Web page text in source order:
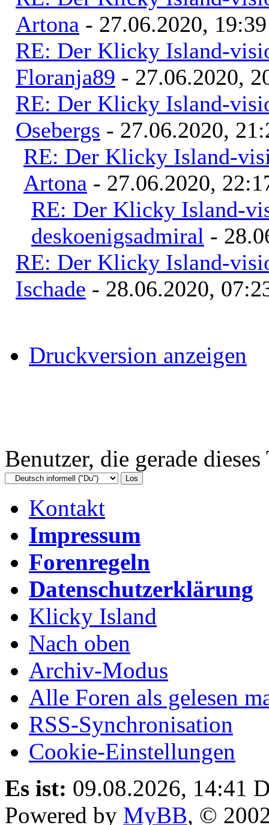
Artona - 27.06.2020, 19:39
RE: Der Klicky Island-
Floranja89 - 27.06.2020,
RE: Der Klicky Island-
Osebergs - 27.06.2020,
RE: Der Klicky Island-
Artona - 27.06.2020,
RE: Der Klicky Island-
deskoenigsadmiral -
RE: Der Klicky Island-
Ischade - 28.06.2020,
Druckversion anzeigen
Benutzer, die gerade
Kontakt
Impressum
Forenregeln
Datenschutzerklärung
Klicky Island
Nach oben
Archiv-Modus
Alle Foren als gelesen
RSS-Synchronisation
Cookie-Einstellungen
Es ist: 09.08.2026, 14:41
Powered by MyBB, ©